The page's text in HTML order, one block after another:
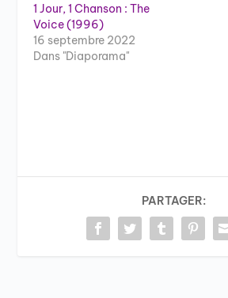
1 Jour, 1 Chanson : The
Voice (1996)
16 septembre 2022
Dans "Diaporama"
PARTAGER: